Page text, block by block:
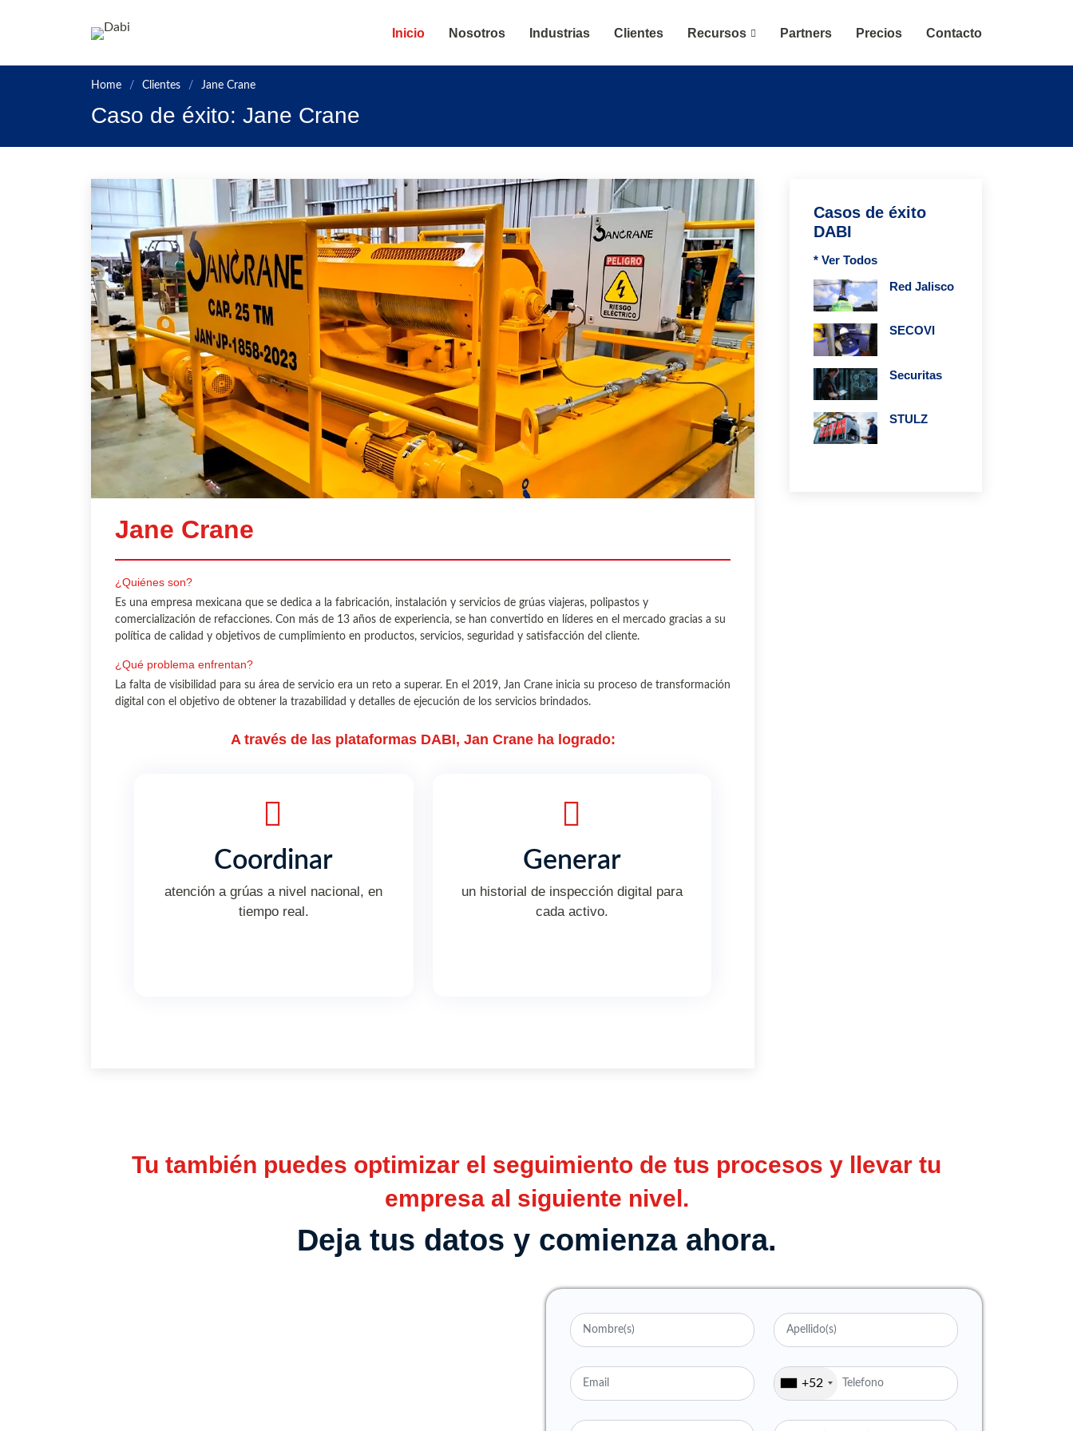
Ir a la página principal de Dabi
Inicio Nosotros Industrias Clientes Recursos Partners Precios Contacto
Home Clientes Jane Crane
Caso de éxito: Jane Crane
Jane Crane
¿Quiénes son?
Es una empresa mexicana que se dedica a la fabricación, instalación y servicios de grúas viajeras, polipastos y
comercialización de refacciones. Con más de 13 años de experiencia, se han convertido en líderes en el mercado gracias a su
política de calidad y objetivos de cumplimiento en productos, servicios, seguridad y satisfacción del cliente.
¿Qué problema enfrentan?
La falta de visibilidad para su área de servicio era un reto a superar. En el 2019, Jan Crane inicia su proceso de transformación
digital con el objetivo de obtener la trazabilidad y detalles de ejecución de los servicios brindados.
A través de las plataformas DABI, Jan Crane ha logrado:
Coordinar
atención a grúas a nivel nacional, en
tiempo real.
Generar
un historial de inspección digital para
cada activo.
Casos de éxito
DABI
* Ver Todos
Red Jalisco
SECOVI
Securitas
STULZ
Tu también puedes optimizar el seguimiento de tus procesos y llevar tu
empresa al siguiente nivel.
Deja tus datos y comienza ahora.
+52